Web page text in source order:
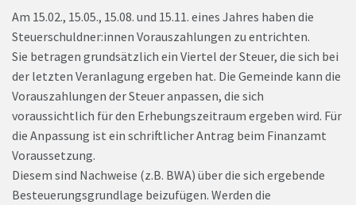
Am 15.02., 15.05., 15.08. und 15.11. eines Jahres haben die
Steuerschuldner:innen Vorauszahlungen zu entrichten.
Sie betragen grundsätzlich ein Viertel der Steuer, die sich bei
der letzten Veranlagung ergeben hat. Die Gemeinde kann die
Vorauszahlungen der Steuer anpassen, die sich
voraussichtlich für den Erhebungszeitraum ergeben wird. Für
die Anpassung ist ein schriftlicher Antrag beim Finanzamt
Voraussetzung.
Diesem sind Nachweise (z.B. BWA) über die sich ergebende
Besteuerungsgrundlage beizufügen. Werden die